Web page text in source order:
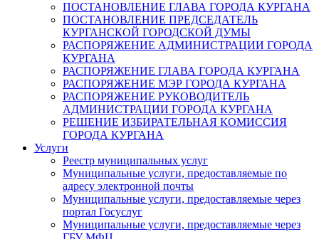
ПОСТАНОВЛЕНИЕ ГЛАВА ГОРОДА КУРГАНА
ПОСТАНОВЛЕНИЕ ПРЕДСЕДАТЕЛЬ
КУРГАНСКОЙ ГОРОДСКОЙ ДУМЫ
РАСПОРЯЖЕНИЕ АДМИНИСТРАЦИИ ГОРОДА
КУРГАНА
РАСПОРЯЖЕНИЕ ГЛАВА ГОРОДА КУРГАНА
РАСПОРЯЖЕНИЕ МЭР ГОРОДА КУРГАНА
РАСПОРЯЖЕНИЕ РУКОВОДИТЕЛЬ
АДМИНИСТРАЦИИ ГОРОДА КУРГАНА
РЕШЕНИЕ ИЗБИРАТЕЛЬНАЯ КОМИССИЯ
ГОРОДА КУРГАНА
Услуги
Реестр муниципальных услуг
Муниципальные услуги, предоставляемые по
адресу электронной почты
Муниципальные услуги, предоставляемые через
портал Госуслуг
Муниципальные услуги, предоставляемые через